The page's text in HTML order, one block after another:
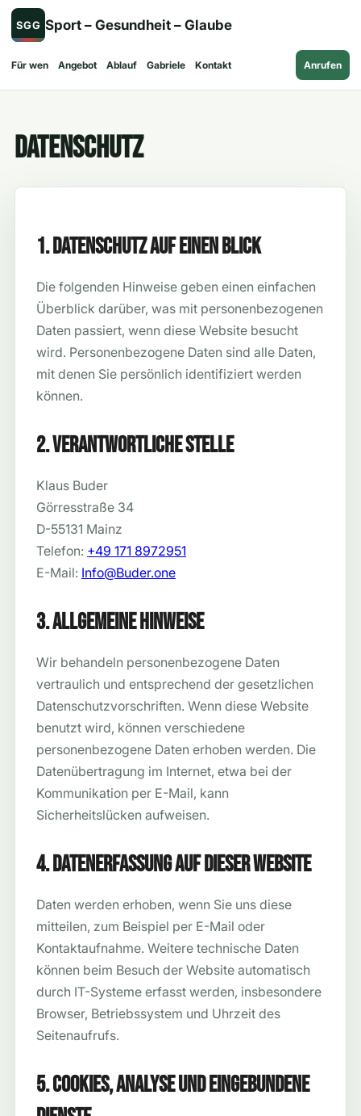
Zum
Inhalt
springen
SGG Sport – Gesundheit – Glaube
Für wen Angebot Ablauf Gabriele Kontakt Anrufen
Datenschutz
1. Datenschutz auf einen Blick
Die folgenden Hinweise geben einen einfachen
Überblick darüber, was mit personenbezogenen
Daten passiert, wenn diese Website besucht
wird. Personenbezogene Daten sind alle Daten,
mit denen Sie persönlich identifiziert werden
können.
2. Verantwortliche Stelle
Klaus Buder
Görresstraße 34
D-55131 Mainz
Telefon: +49 171 8972951
E-Mail: Info@Buder.one
3. Allgemeine Hinweise
Wir behandeln personenbezogene Daten
vertraulich und entsprechend der gesetzlichen
Datenschutzvorschriften. Wenn diese Website
benutzt wird, können verschiedene
personenbezogene Daten erhoben werden. Die
Datenübertragung im Internet, etwa bei der
Kommunikation per E-Mail, kann
Sicherheitslücken aufweisen.
4. Datenerfassung auf dieser Website
Daten werden erhoben, wenn Sie uns diese
mitteilen, zum Beispiel per E-Mail oder
Kontaktaufnahme. Weitere technische Daten
können beim Besuch der Website automatisch
durch IT-Systeme erfasst werden, insbesondere
Browser, Betriebssystem und Uhrzeit des
Seitenaufrufs.
5. Cookies, Analyse und eingebundene